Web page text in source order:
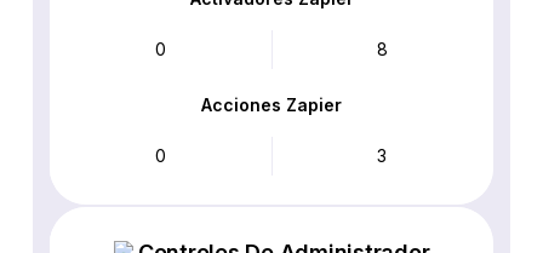
0 8
Acciones Zapier
0 3